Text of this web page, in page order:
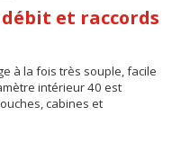
et raccords
à la fois très souple, facile
intérieur 40 est
cabines et